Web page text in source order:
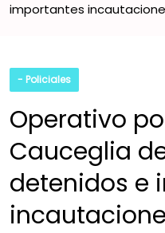
importantes
- Policiales
Operativo
Cauceglia
detenidos e